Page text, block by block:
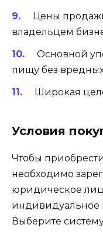
Цены
владельцем
Основной
пищу без
Широкая
Условия
Чтобы
необходимо
юридическое
индивидуальное
Выберите